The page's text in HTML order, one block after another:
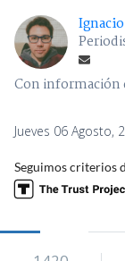
Con información
Jueves 06 Agosto,
Seguimos criterios